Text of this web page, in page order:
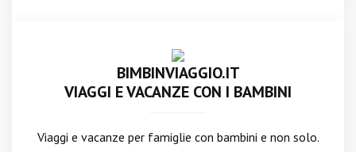
BIMBINVIAGGIO.IT
VIAGGI E VACANZE CON I BAMBINI
Viaggi e vacanze per famiglie con bambini e non solo.